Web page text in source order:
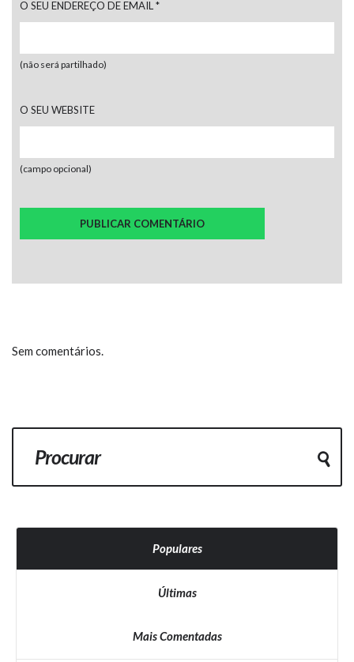
O SEU ENDEREÇO DE EMAIL *
(não será partilhado)
O SEU WEBSITE
(campo opcional)
Sem comentários.
Populares
Últimas
Mais Comentadas